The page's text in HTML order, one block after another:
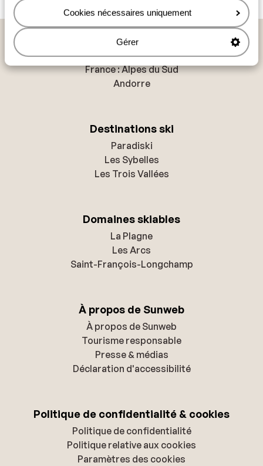
Cookies nécessaires uniquement
Gérer
Pays populaires ski
France : Alpes du Nord
France : Alpes du Sud
Andorre
Destinations ski
Paradiski
Les Sybelles
Les Trois Vallées
Domaines skiables
La Plagne
Les Arcs
Saint-François-Longchamp
À propos de Sunweb
À propos de Sunweb
Tourisme responsable
Presse & médias
Déclaration d'accessibilité
Politique de confidentialité & cookies
Politique de confidentialité
Politique relative aux cookies
Paramètres des cookies